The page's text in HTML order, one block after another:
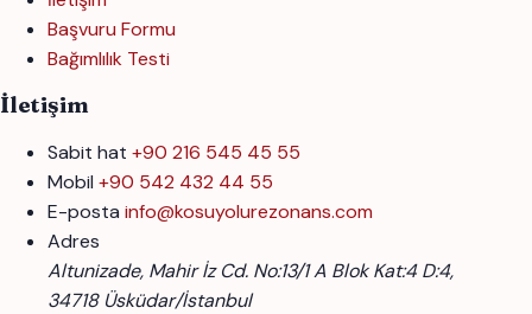
Başvuru Formu
Bağımlılık Testi
İletişim
Sabit hat +90 216 545 45 55
Mobil +90 542 432 44 55
E-posta info@kosuyolurezonans.com
Adres
Altunizade, Mahir İz Cd. No:13/1 A Blok Kat:4 D:4,
34718 Üsküdar/İstanbul